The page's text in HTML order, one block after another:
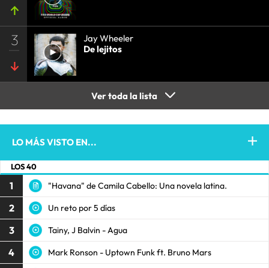
3
Jay Wheeler
De lejitos
Ver toda la lista
LO MÁS VISTO EN...
LOS 40
1 "Havana" de Camila Cabello: Una novela latina.
2 Un reto por 5 días
3 Tainy, J Balvin - Agua
4 Mark Ronson - Uptown Funk ft. Bruno Mars